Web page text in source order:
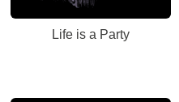
Life is a Party